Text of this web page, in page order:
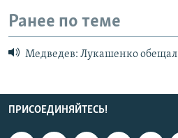
Ранее по теме
Медведев: Лукашенко обещал
ПРИСОЕДИНЯЙТЕСЬ!